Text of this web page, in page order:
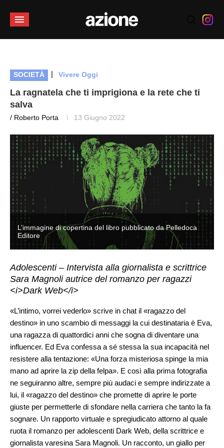
SOCIETÀ | Vivere Oggi
La ragnatela che ti imprigiona e la rete che ti
salva
/ Roberto Porta 13 Giugno 2022
L’immagine di copertina del libro pubblicato da Pelledoca
Editore
Adolescenti – Intervista alla giornalista e scrittrice
Sara Magnoli autrice del romanzo per ragazzi
<i>Dark Web</i>
«L’intimo, vorrei vederlo» scrive in chat il «ragazzo del
destino» in uno scambio di messaggi la cui destinataria è Eva,
una ragazza di quattordici anni che sogna di diventare una
influencer. Ed Eva confessa a sé stessa la sua incapacità nel
resistere alla tentazione: «Una forza misteriosa spinge la mia
mano ad aprire la zip della felpa». E così alla prima fotografia
ne seguiranno altre, sempre più audaci e sempre indirizzate a
lui, il «ragazzo del destino» che promette di aprire le porte
giuste per permetterle di sfondare nella carriera che tanto la fa
sognare. Un rapporto virtuale e spregiudicato attorno al quale
ruota il romanzo per adolescenti Dark Web, della scrittrice e
giornalista varesina Sara Magnoli. Un racconto, un giallo per